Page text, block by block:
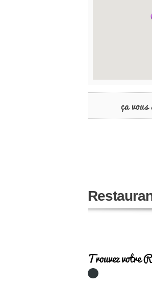
ça
Trouvez votre